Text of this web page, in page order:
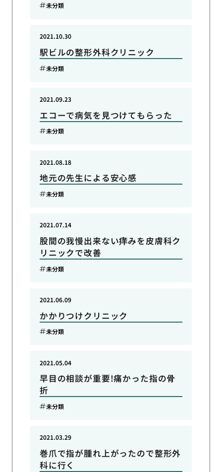
未分類
駅ビルの整形外科クリニック
2021.10.30
未分類
エコーで病気を見つけてもらった
2021.09.23
未分類
地元の先生による安心感
2021.08.18
未分類
股間の我慢出来ない痒みを皮膚科ク
リニックで改善
2021.07.14
未分類
かかりつけクリニック
2021.06.09
未分類
早目の相談が重要!痛かった指の骨
折
2021.05.04
未分類
巻爪で指が腫れ上がったので整形外
科に行く
2021.03.29